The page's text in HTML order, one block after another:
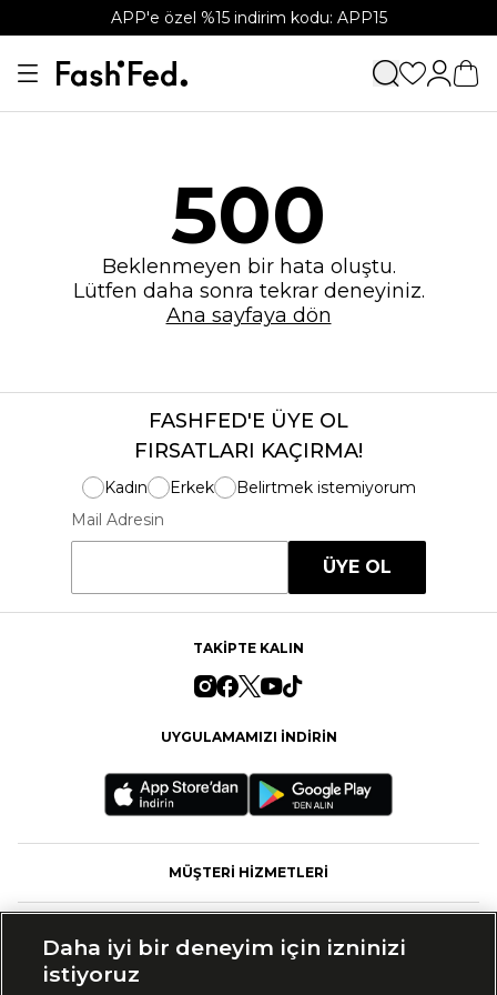
APP'e özel %15 indirim kodu: APP15
500
Beklenmeyen bir hata oluştu.
Lütfen daha sonra tekrar deneyiniz.
Ana sayfaya dön
FASHFED'E ÜYE OL
FIRSATLARI KAÇIRMA!
Kadın Erkek
Belirtmek istemiyorum
Mail Adresin
ÜYE OL
TAKİPTE KALIN
UYGULAMAMIZI İNDİRİN
MÜŞTERİ HİZMETLERİ
Daha iyi bir deneyim için izninizi
istiyoruz